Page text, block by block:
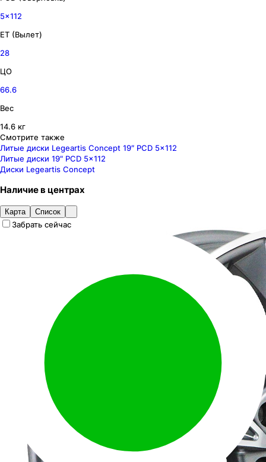
5x112
ET (Вылет)
28
ЦО
66.6
Вес
14.6 кг
Смотрите также
Литые диски Legeartis Concept 19″ PCD 5x112
Литые диски 19″ PCD 5x112
Диски Legeartis Concept
Наличиев центрах
Карта Список
Забрать сейчас